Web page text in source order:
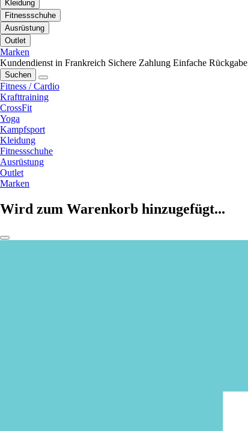
Kleidung
Fitnessschuhe
Ausrüstung
Outlet
Marken
Kundendienst in Frankreich Sichere Zahlung Einfache Rückgabe
Suchen
Fitness / Cardio
Krafttraining
CrossFit
Yoga
Kampfsport
Kleidung
Fitnessschuhe
Ausrüstung
Outlet
Marken
Wird zum Warenkorb hinzugefügt...